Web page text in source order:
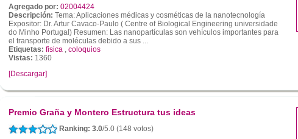
Agregado por: 02004424
Descripción: Tema: Aplicaciones médicas y cosméticas de la nanotecnología
Expositor: Dr. Artur Cavaco-Paulo ( Centre of Biological Engineering universidade
do Minho Portugal) Resumen: Las nanopartículas son vehículos importantes para
el transporte de moléculas debido a sus ...
Etiquetas: fisica
coloquios
Vistas: 1360
[Descargar]
Premio Graña y Montero Estructura tus ideas
Ranking: 3.0/5.0 (148 votos)